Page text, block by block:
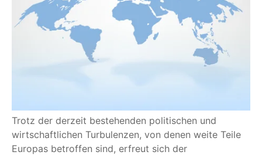
Trotz der derzeit bestehenden politischen und
wirtschaftlichen Turbulenzen, von denen weite Teile
Europas betroffen sind, erfreut sich der